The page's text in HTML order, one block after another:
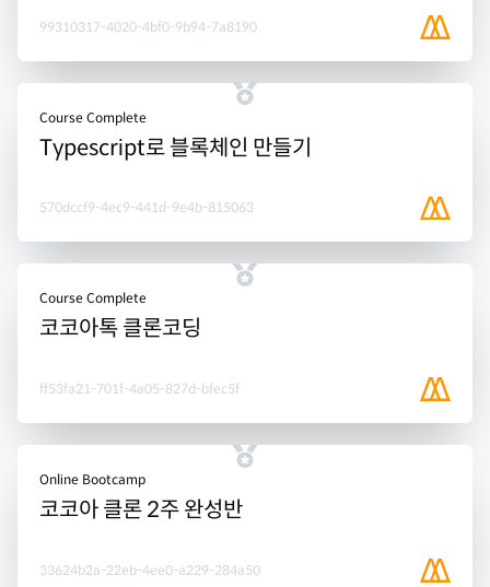
99310317-4020-4bf0-9b94-7a8190
Course Complete
Typescript로 블록체인 만들기
570dccf9-4ec9-441d-9e4b-815063
Course Complete
코코아톡 클론코딩
ff53fa21-701f-4a05-827d-bfec5f
Online Bootcamp
코코아 클론 2주 완성반
33624b2a-22eb-4ee0-a229-284a50